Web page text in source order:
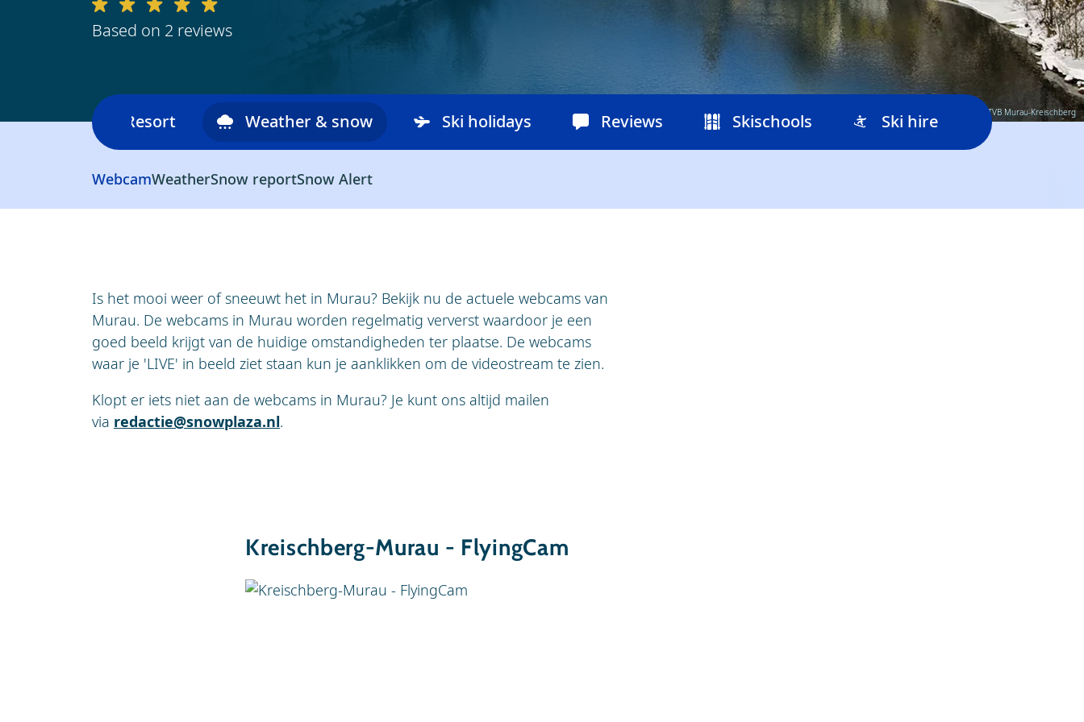
© TVB Murau-Kreischberg
Based on 2 reviews
area Resort Weather & snow Ski holidays Reviews Skischools Ski hire
WebcamWeatherSnow reportSnow Alert
Is het mooi weer of sneeuwt het in Murau? Bekijk nu de actuele webcams van
Murau. De webcams in Murau worden regelmatig ververst waardoor je een
goed beeld krijgt van de huidige omstandigheden ter plaatse. De webcams
waar je 'LIVE' in beeld ziet staan kun je aanklikken om de videostream te zien.
Klopt er iets niet aan de webcams in Murau? Je kunt ons altijd mailen
via redactie@snowplaza.nl.
Kreischberg-Murau - FlyingCam